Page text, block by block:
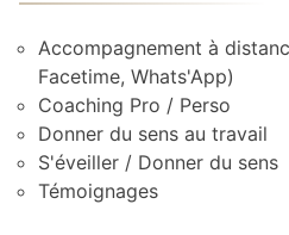
Accompagnement à
Facetime, Whats'App)
Coaching Pro / Perso
Donner du sens au travail
S'éveiller / Donner du sens
Témoignages